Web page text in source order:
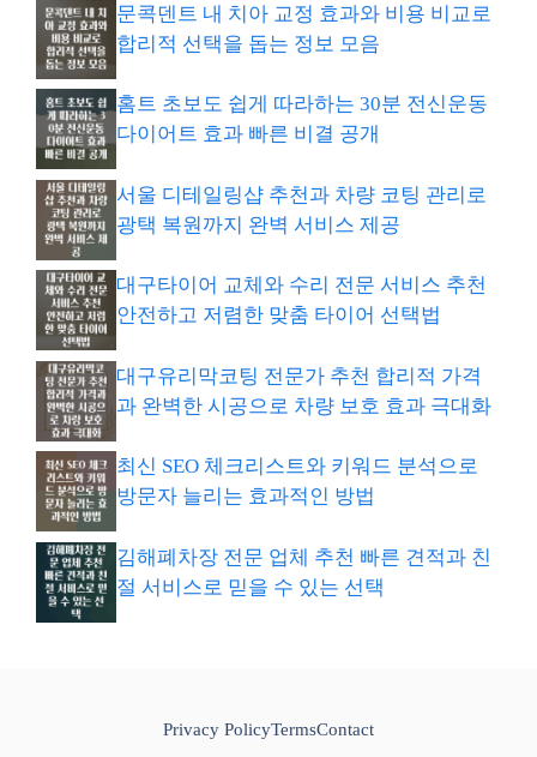
문콕덴트 내 치아 교정 효과와 비용 비교로
합리적 선택을 돕는 정보 모음
홈트 초보도 쉽게 따라하는 30분 전신운동
다이어트 효과 빠른 비결 공개
서울 디테일링샵 추천과 차량 코팅 관리로
광택 복원까지 완벽 서비스 제공
대구타이어 교체와 수리 전문 서비스 추천
안전하고 저렴한 맞춤 타이어 선택법
대구유리막코팅 전문가 추천 합리적 가격
과 완벽한 시공으로 차량 보호 효과 극대화
최신 SEO 체크리스트와 키워드 분석으로
방문자 늘리는 효과적인 방법
김해폐차장 전문 업체 추천 빠른 견적과 친
절 서비스로 믿을 수 있는 선택
Privacy PolicyTermsContact